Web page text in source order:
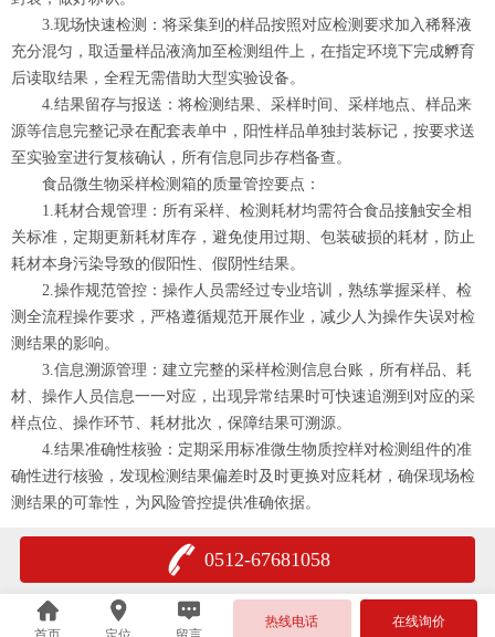
3.现场快速检测：将采集到的样品按照对应检测要求加入稀释液
充分混匀，取适量样品液滴加至检测组件上，在指定环境下完成孵育
后读取结果，全程无需借助大型实验设备。
4.结果留存与报送：将检测结果、采样时间、采样地点、样品来
源等信息完整记录在配套表单中，阳性样品单独封装标记，按要求送
至实验室进行复核确认，所有信息同步存档备查。
食品微生物采样检测箱的质量管控要点：
1.耗材合规管理：所有采样、检测耗材均需符合食品接触安全相
关标准，定期更新耗材库存，避免使用过期、包装破损的耗材，防止
耗材本身污染导致的假阳性、假阴性结果。
2.操作规范管控：操作人员需经过专业培训，熟练掌握采样、检
测全流程操作要求，严格遵循规范开展作业，减少人为操作失误对检
测结果的影响。
3.信息溯源管理：建立完整的采样检测信息台账，所有样品、耗
材、操作人员信息一一对应，出现异常结果时可快速追溯到对应的采
样点位、操作环节、耗材批次，保障结果可溯源。
4.结果准确性核验：定期采用标准微生物质控样对检测组件的准
确性进行核验，发现检测结果偏差时及时更换对应耗材，确保现场检
测结果的可靠性，为风险管控提供准确依据。
0512-67681058
热线电话 在线询价